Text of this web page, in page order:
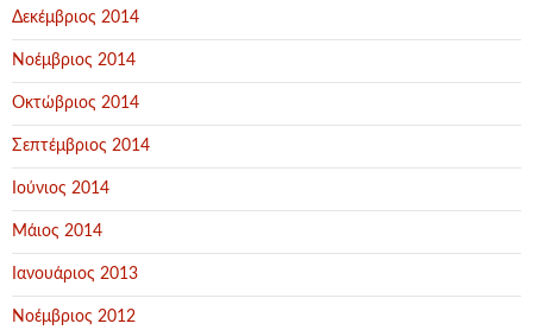
Δεκέμβριος 2014
Νοέμβριος 2014
Οκτώβριος 2014
Σεπτέμβριος 2014
Ιούνιος 2014
Μάιος 2014
Ιανουάριος 2013
Νοέμβριος 2012